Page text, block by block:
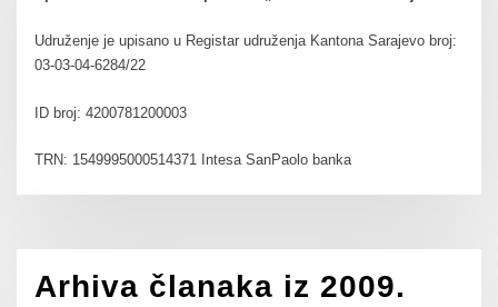
Udruženje je upisano u Registar udruženja Kantona Sarajevo broj:
03-03-04-6284/22
ID broj: 4200781200003
TRN: 1549995000514371 Intesa SanPaolo banka
Arhiva članaka iz 2009.